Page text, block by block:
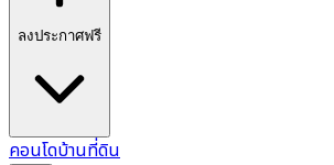
ลงประกาศฟรี
คอนโดบ้านที่ดิน